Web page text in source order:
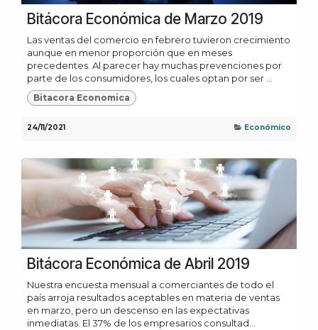
Bitácora Económica de Marzo 2019
Las ventas del comercio en febrero tuvieron crecimiento
aunque en menor proporción que en meses
precedentes. Al parecer hay muchas prevenciones por
parte de los consumidores, los cuales optan por ser ...
Bitacora Economica
24/11/2021 Económico
Bitácora Económica de Abril 2019
Nuestra encuesta mensual a comerciantes de todo el
país arroja resultados aceptables en materia de ventas
en marzo, pero un descenso en las expectativas
inmediatas. El 37% de los empresarios consultad...